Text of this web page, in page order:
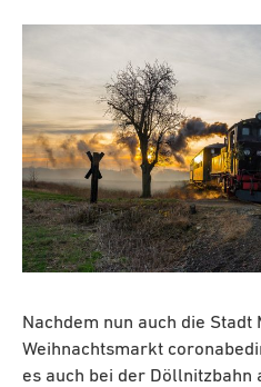
Nachdem nun auch die Stadt
Weihnachtsmarkt
es auch bei der Döllnitzbahn